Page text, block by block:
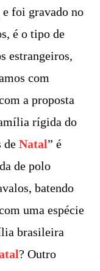
foi gravado no
é o tipo de
estrangeiros,
com
a proposta
rígida do
de Natal” é
de polo
batendo
uma espécie
brasileira
? Outro